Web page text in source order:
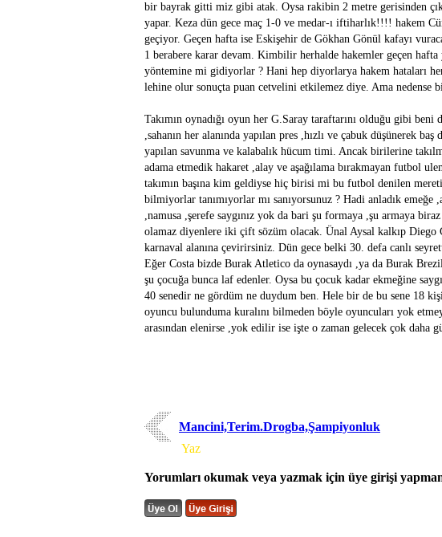
bir bayrak gitti miz gibi atak. Oysa rakibin 2 metre gerisinden
yapar. Keza dün gece maç 1-0 ve medar-ı iftiharlık!!!! hakem
geçiyor. Geçen hafta ise Eskişehir de Gökhan Gönül kafayı
1 berabere karar devam. Kimbilir herhalde hakemler geçen
yöntemine mi gidiyorlar ? Hani hep diyorlarya hakem hataları
lehine olur sonuçta puan cetvelini etkilemez diye. Ama nedense
Takımın oynadığı oyun her G.Saray taraftarını olduğu gibi
,sahanın her alanında yapılan pres ,hızlı ve çabuk düşünerek
yapılan savunma ve kalabalık hücum timi. Ancak birilerine
adama etmedik hakaret ,alay ve aşağılama bırakmayan futbol
takımın başına kim geldiyse hiç birisi mi bu futbol denilen
bilmiyorlar tanımıyorlar mı sanıyorsunuz ? Hadi anladık emeğe
,namusa ,şerefe saygınız yok da bari şu formaya ,şu armaya
olamaz diyenlere iki çift sözüm olacak. Ünal Aysal kalkıp Diego
karnaval alanına çevirirsiniz. Dün gece belki 30. defa canlı
Eğer Costa bizde Burak Atletico da oynasaydı ,ya da Burak
şu çocuğa bunca laf edenler. Oysa bu çocuk kadar ekmeğine
40 senedir ne gördüm ne duydum ben. Hele bir de bu sene 18
oyuncu bulunduma kuralını bilmeden böyle oyuncuları yok
arasından elenirse ,yok edilir ise işte o zaman gelecek çok daha
Mancini,Terim.Drogba,Şampiyonluk
Yaz
Yorumları okumak veya yazmak için üye girişi